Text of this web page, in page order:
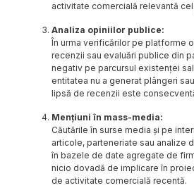
activitate comercială relevantă
Analiza opiniilor publice:
În urma verificărilor pe platforme
recenzii sau evaluări publice din
negativ pe parcursul existenței
entitatea nu a generat plângeri
lipsă de recenzii este
Mențiuni în mass-media:
Căutările în surse media și pe
articole, parteneriate sau analize
în bazele de date agregate de
nicio dovadă de implicare în
de activitate comercială recentă.